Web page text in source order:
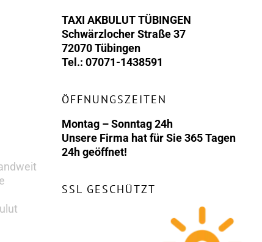
TAXI AKBULUT TÜBINGEN
Schwärzlocher Straße 37
72070 Tübingen
Tel.: 07071-1438591
ÖFFNUNGSZEITEN
Montag – Sonntag 24h
Unsere Firma hat für Sie 365 Tagen
24h geöffnet!
SSL GESCHÜTZT